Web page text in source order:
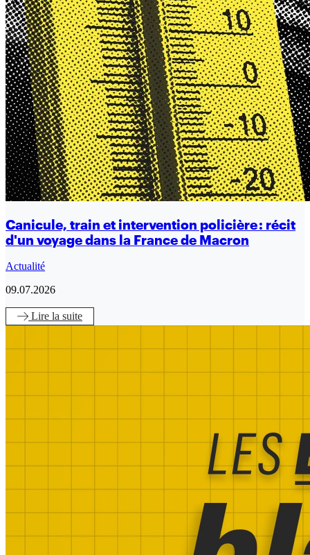
Canicule, train et intervention policière : récit
d'un voyage dans la France de Macron
Actualité
09.07.2026
Lire la suite